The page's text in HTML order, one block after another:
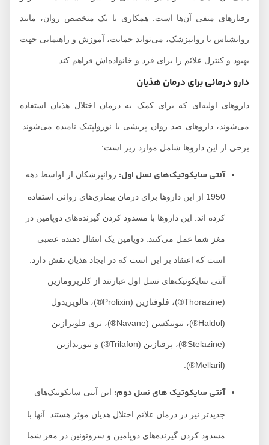
رفتارهای منفی آن‌ها است. همکاری با یک متخصص روان، مانند
روانشناس یا روانپزشک، می‌تواند حمایت، آموزش و راهنمایی جهت
بهبود و کنترل علائم را برای فرد و خانواده‌اش فراهم کند.
دارو درمانی برای درمان هذیان
داروهای اولیه‌ای که برای کمک به درمان اختلال هذیان استفاده
می‌شوند، داروهای ضد روان پریشی یا نورولپتیک نامیده می‌شوند.
برخی از این داروها شامل موارد زیر است:
آنتی سایکوتیک‌های نسل اول:روانپزشکان از اواسط دهه
1950 از این داروها برای درمان بیماری‌های روانی استفاده
کرده اند. این داروها با مسدود کردن گیرنده‌های دوپامین در
مغز شما عمل می‌کنند. دوپامین یک انتقال دهنده عصبی
است که اعتقاد بر این است که در ایجاد هذیان نقش دارد.
آنتی سایکوتیک‌های نسل اول عبارتند از کلرپرومازین
(Thorazine®)، فلوفنازین (Prolixin®)، هالوپریدول
(Haldol®)، تیوتیکسن (Navane®)، تری فلوپرازین
(Stelazine®)، پرفنازین (Trilafon®) و تیوریدازین
آنتی سایکوتیک های نسل دوم: این آنتی سایکوتیک‌های
جدیدتر نیز در درمان علائم اختلال هذیان موثر هستند. آنها با
مسدود کردن گیرنده‌های دوپامین و سروتونین در مغز شما